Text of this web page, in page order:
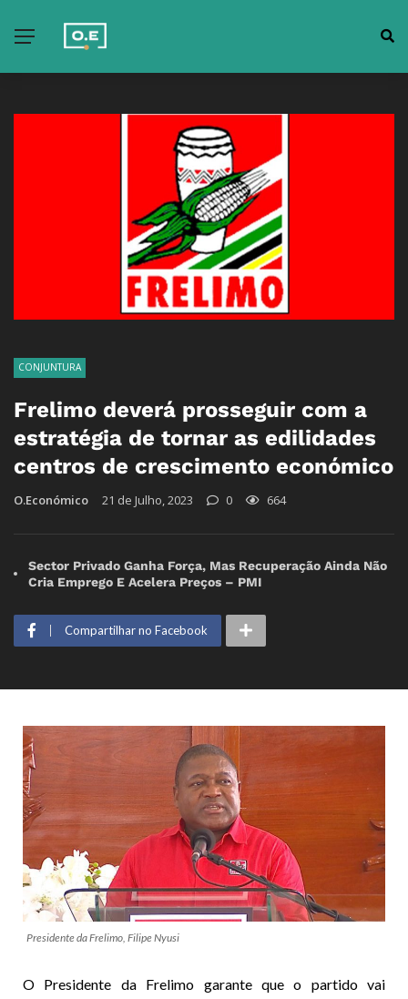
CONJUNTURA
Frelimo deverá prosseguir com a
estratégia de tornar as edilidades
centros de crescimento económico
O.Económico 21 de Julho, 2023 0 664
Sector Privado Ganha Força, Mas Recuperação Ainda Não
Cria Emprego E Acelera Preços – PMI
Compartilhar no Facebook
Presidente da Frelimo, Filipe Nyusi
O Presidente da Frelimo garante que o partido vai